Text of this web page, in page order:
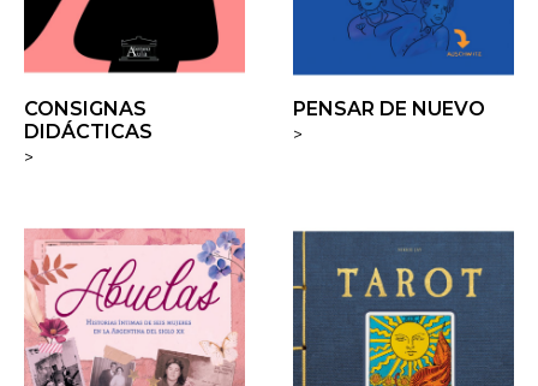
CONSIGNAS
DIDÁCTICAS
>
PENSAR DE NUEVO
>